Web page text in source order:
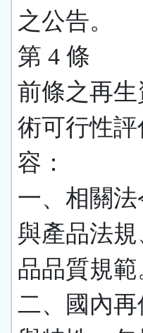
之公告。
第 4 條
前條之再
術可行性
容：
一、相關
與產品法
品品質規範
二、國內